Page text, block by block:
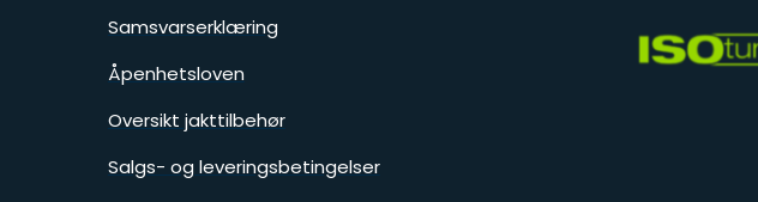
Samsvarserklæring
Åpenhetsloven
Oversikt jakttilbehør
Salgs- og leveringsbetingelser